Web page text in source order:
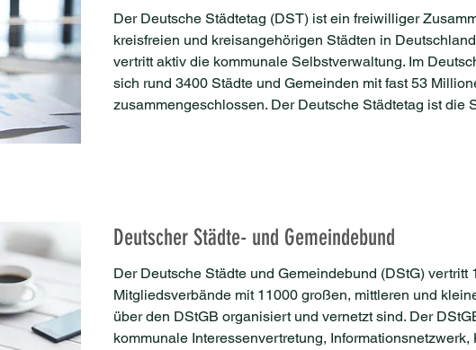
Der Deutsche Städtetag (DST) ist ein freiwilliger
kreisfreien und kreisangehörigen Städten in
vertritt aktiv die kommunale Selbstverwaltung. Im
sich rund 3400 Städte und Gemeinden mit fast 53
zusammengeschlossen. Der Deutsche Städtetag ist die
Deutscher Städte- und Gemeindebund
Der Deutsche Städte und Gemeindebund (DStG) vertritt
Mitgliedsverbände mit 11000 großen, mittleren und
über den DStGB organisiert und vernetzt sind. Der
kommunale Interessenvertretung,